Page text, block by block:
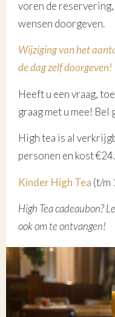
voren de
wensen doorgeven.
Wijziging van het
de dag zelf doorgeven!
Heeft u een vraag,
graag met u mee! Bel
High tea is al
personen en kost
Kinder High Tea (t/m
High Tea cadeaubon?
ook om te ontvangen!